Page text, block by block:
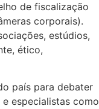
de fiscalização
corporais).
estúdios,
ético,
país para debater
especialistas como